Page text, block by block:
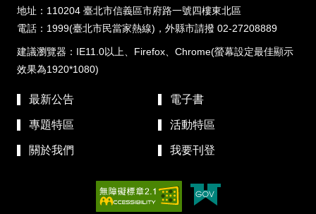
地址：110204 臺北市信義區市府路一號四樓東北區
電話：1999(臺北市民當家熱線)，外縣市請撥 02-27208889
建議瀏覽器：IE11.0以上、Firefox、Chrome(螢幕設定最佳顯示
效果為1920*1080)
最新公告 電子書
專題特區 活動特區
關於我們 我要刊登